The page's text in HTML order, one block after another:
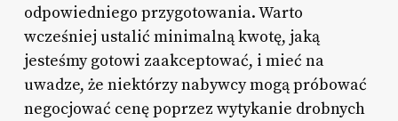
odpowiedniego przygotowania. Warto
wcześniej ustalić minimalną kwotę, jaką
jesteśmy gotowi zaakceptować, i mieć na
uwadze, że niektórzy nabywcy mogą próbować
negocjować cenę poprzez wytykanie drobnych